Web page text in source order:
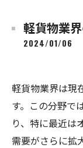
軽貨物業
2024/01/06
軽貨物業界は現
す。この分野で
り、特に最近は
需要がさらに拡